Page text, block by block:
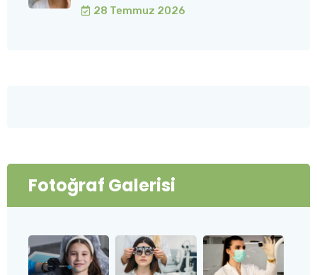
28 Temmuz 2026
Fotoğraf Galerisi